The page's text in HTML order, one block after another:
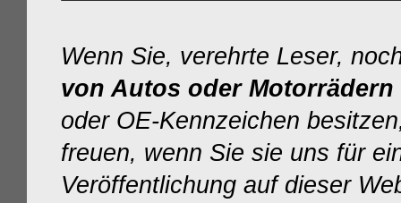
Wenn Sie, verehrte Leser,
von Autos oder Motorrädern
oder OE-Kennzeichen
freuen, wenn Sie sie uns für
Veröffentlichung auf dieser